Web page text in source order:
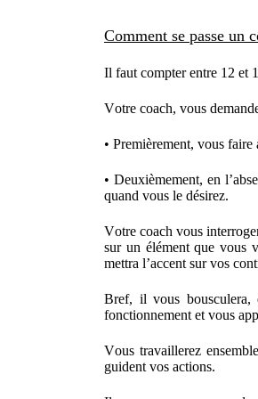
Comment se passe un
Il faut compter entre 12 et
Votre coach, vous
• Premièrement, vous
• Deuxièmement, en
quand vous le désirez.
Votre coach vous
sur un élément que vous
mettra l’accent sur vos
Bref, il vous bousculera,
fonctionnement et vous
Vous travaillerez
guident vos actions.